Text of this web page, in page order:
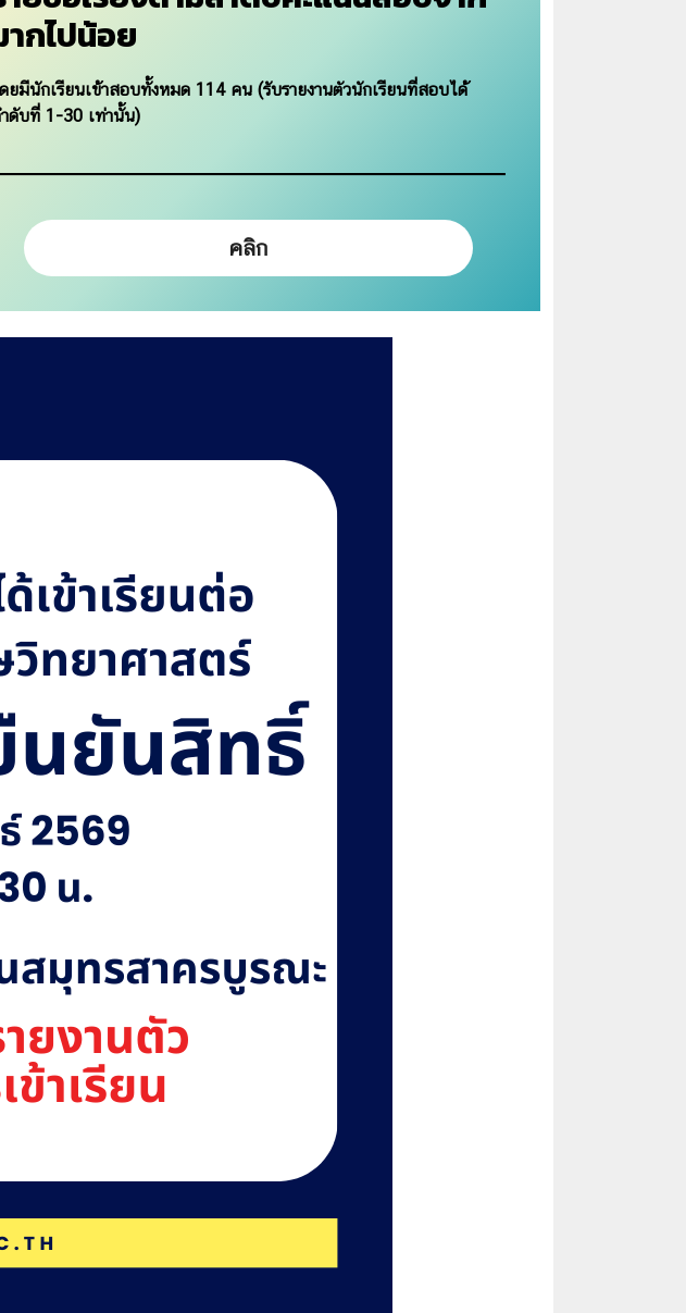
ากไปน้อย
ยมีนักเรียนเข้าสอบทั้งหมด 114 คน (รับรายงานตัวนักเรียนที่สอบได้
ดับที่ 1-30 เท่านั้น)
คลิก